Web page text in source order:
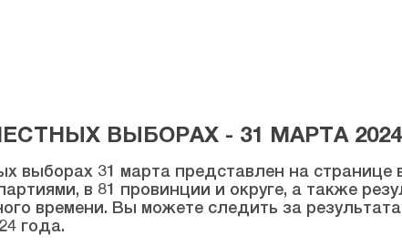
ВЫБОРАХ - 31 МАРТА
выборах 31 марта представлен на странице
в 81 провинции и округе, а также
времени. Вы можете следить за
года.